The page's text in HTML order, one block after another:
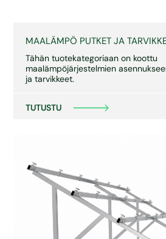
MAALÄMPÖ PUTKET JA
Tähän tuotekategoriaan on koottu
maalämpöjärjestelmien
ja tarvikkeet.
TUTUSTU